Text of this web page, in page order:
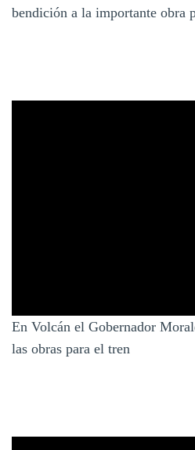
bendición a la importante obra
En Volcán el Gobernador
las obras para el tren